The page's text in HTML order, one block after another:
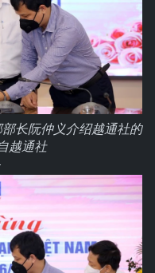
长阮仲义介绍越通社的
越通社